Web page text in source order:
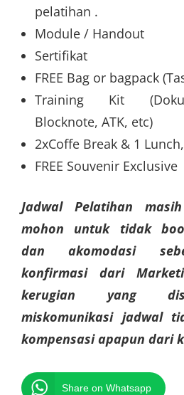
pelatihan .
Module / Handout
Sertifikat
FREE Bag or bagpack
Training Kit
Blocknote, ATK, etc)
2xCoffe Break & 1
FREE Souvenir Exclusive
Jadwal Pelatihan
mohon untuk tidak
dan akomodasi
konfirmasi dari
kerugian yang
miskomunikasi jadwal
kompensasi apapun dari
Share on Whatsapp